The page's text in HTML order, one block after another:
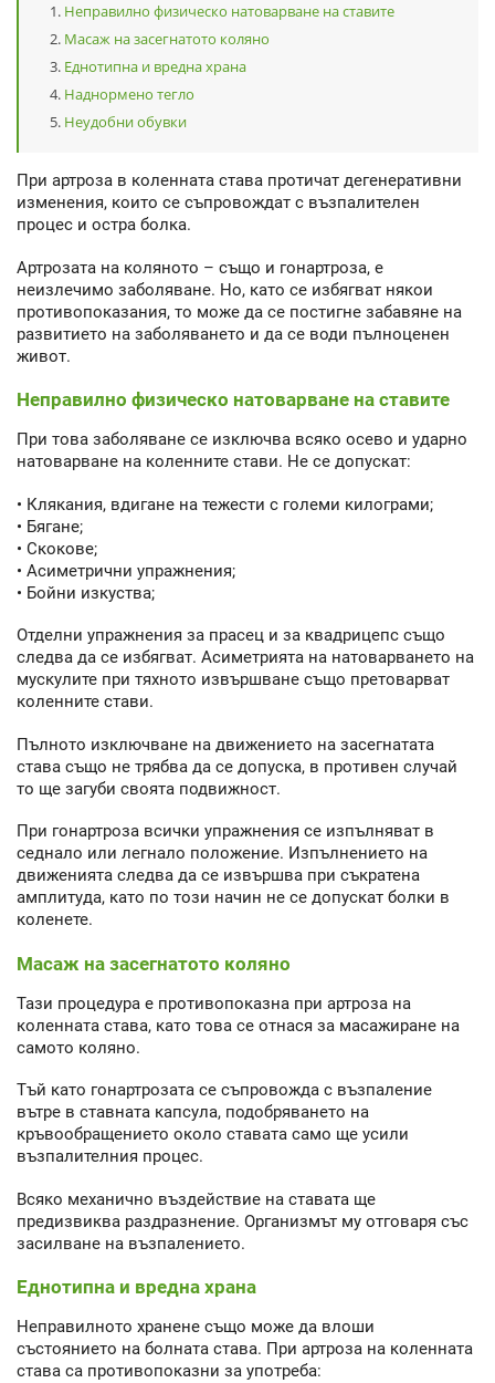
Неправилно физическо натоварване на ставите
Масаж на засегнатото коляно
Еднотипна и вредна храна
Наднормено тегло
Неудобни обувки
При артроза в коленната става протичат дегенеративни
изменения, които се съпровождат с възпалителен
процес и остра болка.
Артрозата на коляното – също и гонартроза, е
неизлечимо заболяване. Но, като се избягват някои
противопоказания, то може да се постигне забавяне на
развитието на заболяването и да се води пълноценен
живот.
Неправилно физическо натоварване на ставите
При това заболяване се изключва всяко осево и ударно
натоварване на коленните стави. Не се допускат:
• Клякания, вдигане на тежести с големи килограми;
• Бягане;
• Скокове;
• Асиметрични упражнения;
• Бойни изкуства;
Отделни упражнения за прасец и за квадрицепс също
следва да се избягват. Асиметрията на натоварването на
мускулите при тяхното извършване също претоварват
коленните стави.
Пълното изключване на движението на засегнатата
става също не трябва да се допуска, в противен случай
то ще загуби своята подвижност.
При гонартроза всички упражнения се изпълняват в
седнало или легнало положение. Изпълнението на
движенията следва да се извършва при съкратена
амплитуда, като по този начин не се допускат болки в
коленете.
Масаж на засегнатото коляно
Тази процедура е противопоказна при артроза на
коленната става, като това се отнася за масажиране на
самото коляно.
Тъй като гонартрозата се съпровожда с възпаление
вътре в ставната капсула, подобряването на
кръвообращението около ставата само ще усили
възпалителния процес.
Всяко механично въздействие на ставата ще
предизвиква раздразнение. Организмът му отговаря със
засилване на възпалението.
Еднотипна и вредна храна
Неправилното хранене също може да влоши
състоянието на болната става. При артроза на коленната
става са противопоказни за употреба: